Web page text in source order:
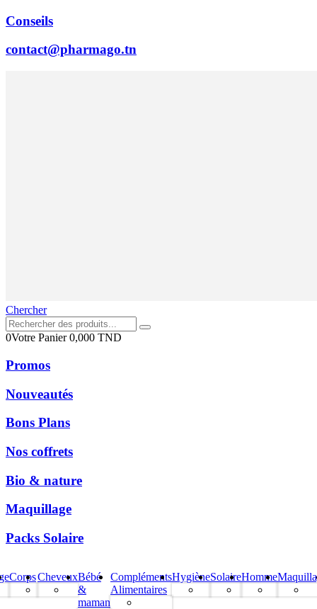
Conseils
contact@pharmago.tn
Chercher
0Votre Panier0,000 TND
Promos
Nouveautés
Bons Plans
Nos coffrets
Bio & nature
Maquillage
Packs Solaire
CorpsCheveuxBébé
&
maman
Compléments
Alimentaires
HygièneSolaireHomme